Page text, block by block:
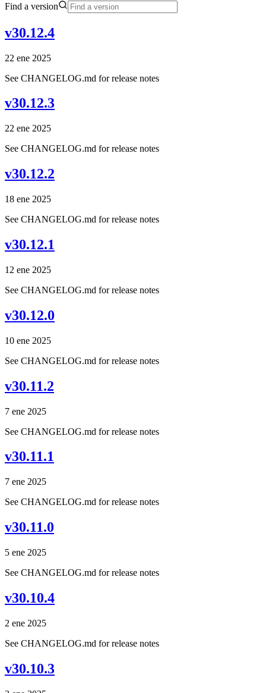
Find a version
v30.12.4
22 ene 2025
See CHANGELOG.md for release notes
v30.12.3
22 ene 2025
See CHANGELOG.md for release notes
v30.12.2
18 ene 2025
See CHANGELOG.md for release notes
v30.12.1
12 ene 2025
See CHANGELOG.md for release notes
v30.12.0
10 ene 2025
See CHANGELOG.md for release notes
v30.11.2
7 ene 2025
See CHANGELOG.md for release notes
v30.11.1
7 ene 2025
See CHANGELOG.md for release notes
v30.11.0
5 ene 2025
See CHANGELOG.md for release notes
v30.10.4
2 ene 2025
See CHANGELOG.md for release notes
v30.10.3